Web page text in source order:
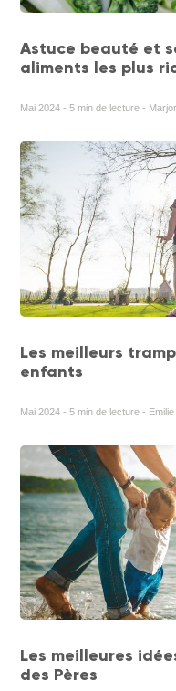
Astuce beauté et
aliments les plus
Mai 2024 - 5 min de lecture -
Les meilleurs
enfants
Mai 2024 - 5 min de lecture -
Les meilleures
des Pères